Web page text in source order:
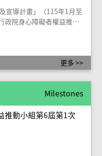
宣導計畫」（115年1月至
政院身心障礙者權益推動
更多 >>
Milestones
推動小組第6屆第1次